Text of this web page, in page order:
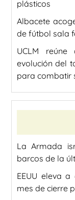
plásticos
Albacete
de fútbol sala
UCLM
evolución del
para combatir
La Armada
barcos de la
EEUU eleva
mes de cierre